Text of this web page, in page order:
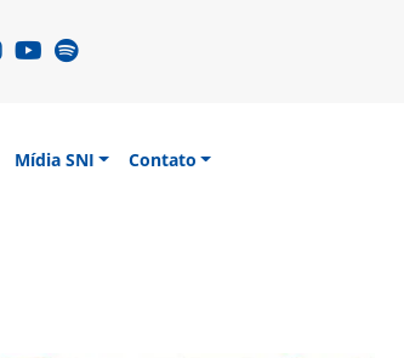
Mídia SNI Contato